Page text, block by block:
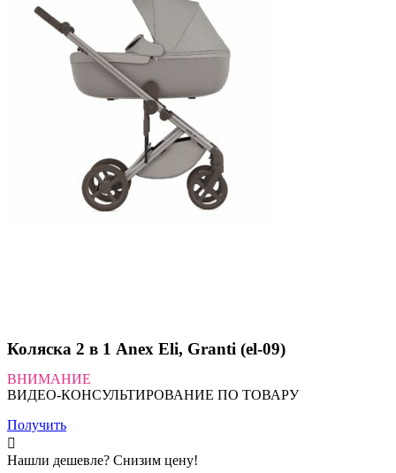
Коляска 2 в 1 Anex Eli, Granti (el-09)
ВНИМАНИЕ
ВИДЕО-КОНСУЛЬТИРОВАНИЕ ПО ТОВАРУ
Получить
Нашли дешевле? Снизим цену!